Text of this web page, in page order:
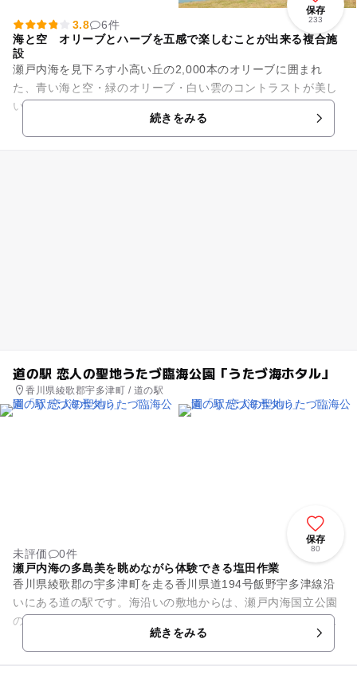
保存
233
3.8
6件
海と空 オリーブとハーブを五感で楽しむことが出来る複合施
設
瀬戸内海を見下ろす小高い丘の2,000本のオリーブに囲まれ
た、青い海と空・緑のオリーブ・白い雲のコントラストが美し
い道の駅。 ―人気！！見どころポイント― ◆まるで地中海を
続きをみる
道の駅 恋人の聖地うたづ臨海公園「うたづ海ホタル」
香川県綾歌郡宇多津町 / 道の駅
保存
80
未評価
0件
瀬戸内海の多島美を眺めながら体験できる塩田作業
香川県綾歌郡の宇多津町を走る香川県道194号飯野宇多津線沿
いにある道の駅です。海沿いの敷地からは、瀬戸内海国立公園
の中でも、多島美の景観が美しいと言われる塩飽諸島をはじ
め、瀬戸大橋の眺望が広がり...続きをみる